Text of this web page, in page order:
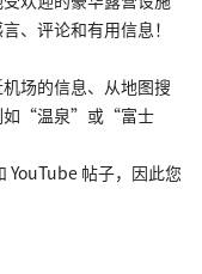
、评论和有用信息！
场的信息、从地图搜
如“温泉”或“富士
帖子，因此您